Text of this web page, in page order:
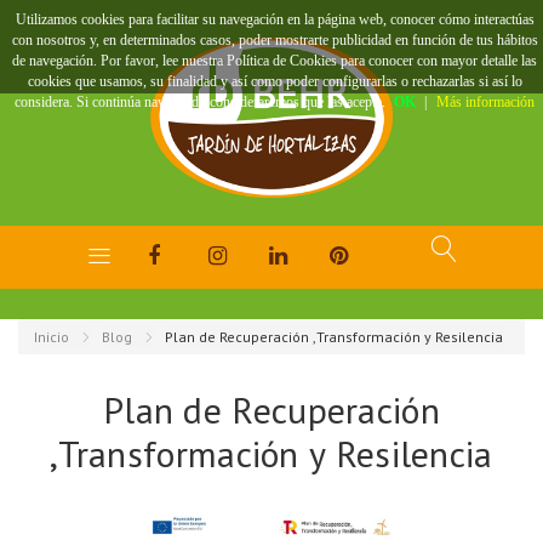
Utilizamos cookies para facilitar su navegación en la página web, conocer cómo interactúas
con nosotros y, en determinados casos, poder mostrarte publicidad en función de tus hábitos
de navegación. Por favor, lee nuestra Política de Cookies para conocer con mayor detalle las
cookies que usamos, su finalidad y así como poder configurarlas o rechazarlas si así lo
considera. Si continúa navegando consideraremos que las acepta. OK | Más información
Inicio Blog Plan de Recuperación ,Transformación y Resilencia
Plan de Recuperación
,Transformación y Resilencia